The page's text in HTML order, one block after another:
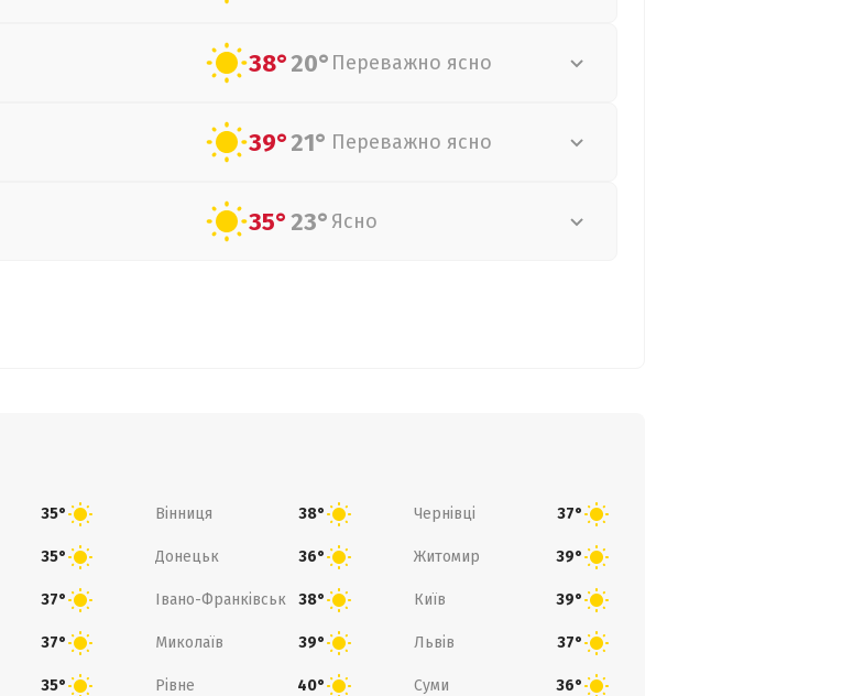
38°20° Переважно ясно
39°21° Переважно ясно
35°23° Ясно
35° Вінниця 38° Чернівці 37°
35° Донецьк 36° Житомир 39°
37° Івано-Франківськ 38° Київ 39°
37° Миколаїв 39° Львів 37°
35° Рівне 40° Суми 36°